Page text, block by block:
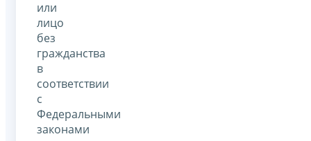
или
лицо
без
гражданства
в
соответствии
с
Федеральными
законами